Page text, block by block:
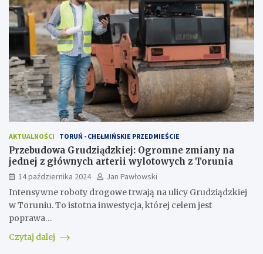
AKTUALNOŚCI TORUŃ - CHEŁMIŃSKIE PRZEDMIEŚCIE
Przebudowa Grudziądzkiej: Ogromne zmiany na
jednej z głównych arterii wylotowych z Torunia
14 października 2024
Jan Pawłowski
Intensywne roboty drogowe trwają na ulicy Grudziądzkiej
w Toruniu. To istotna inwestycja, której celem jest
poprawa…
Czytaj dalej